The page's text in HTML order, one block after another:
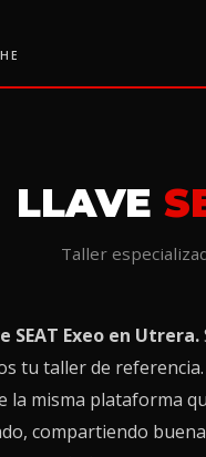
LLAVE
Taller
SEAT Exeo en Utrera.
tu taller de
la misma plataforma
compartiendo